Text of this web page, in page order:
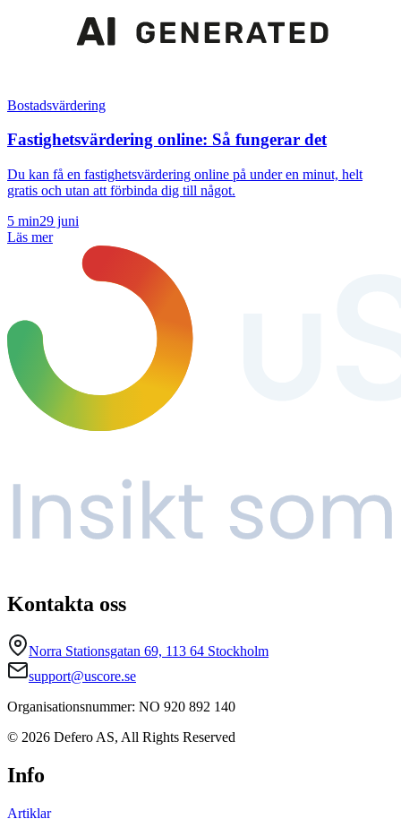
Bostadsvärdering
Fastighetsvärdering online: Så fungerar det
Du kan få en fastighetsvärdering online på under en minut, helt
gratis och utan att förbinda dig till något.
5 min29 juni
Läs mer
Kontakta oss
Norra Stationsgatan 69, 113 64 Stockholm
support@uscore.se
Organisationsnummer: NO 920 892 140
© 2026 Defero AS, All Rights Reserved
Info
Artiklar